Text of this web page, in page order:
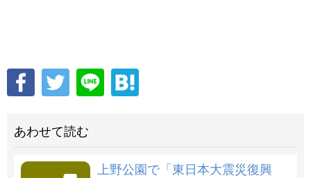
あわせて読む
上野公園で「東日本大震災復興